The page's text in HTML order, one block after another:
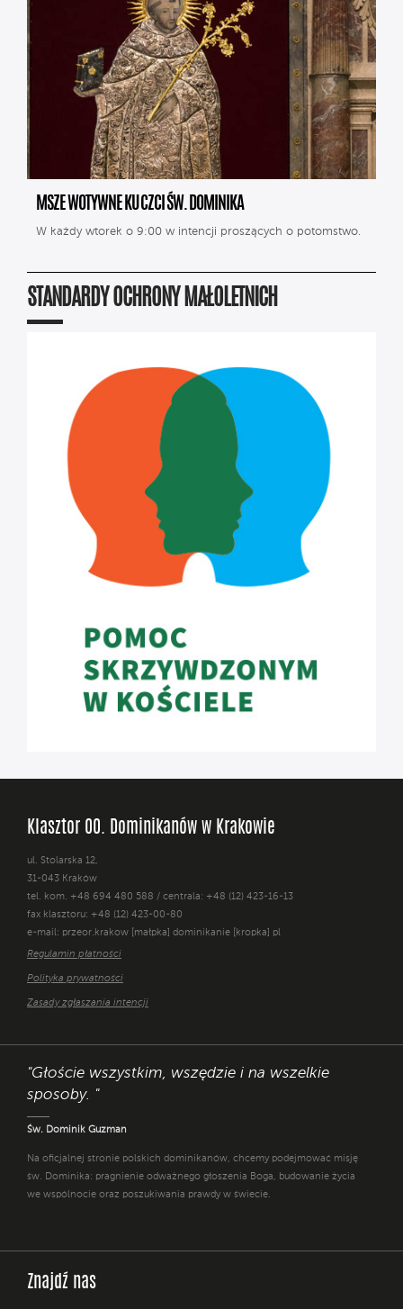
MSZE WOTYWNE KU CZCI ŚW. DOMINIKA
W każdy wtorek o 9:00 w intencji proszących o potomstwo.
STANDARDY OCHRONY MAŁOLETNICH
Klasztor OO. Dominikanów w Krakowie
ul. Stolarska 12,
31-043 Kraków
tel. kom. +48 694 480 588 / centrala: +48 (12) 423-16-13
fax klasztoru: +48 (12) 423-00-80
e-mail: przeor.krakow [małpka] dominikanie [kropka] pl
Regulamin płatności
Polityka prywatności
Zasady zgłaszania intencji
"Głoście wszystkim, wszędzie i na wszelkie
sposoby. "
Św. Dominik Guzman
Na oficjalnej stronie polskich dominikanów, chcemy podejmować misję
św. Dominika: pragnienie odważnego głoszenia Boga, budowanie życia
we wspólnocie oraz poszukiwania prawdy w świecie.
Znajdź nas